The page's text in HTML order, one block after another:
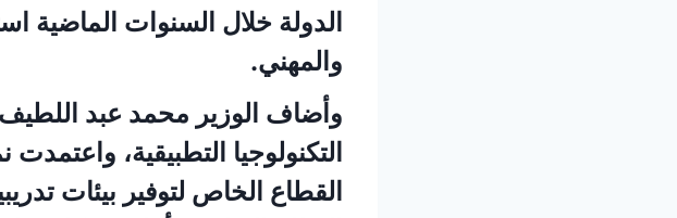
الدولة خلال السنوات الماضية
والمهني.
وأضاف الوزير محمد عبد
التكنولوجيا التطبيقية،
القطاع الخاص لتوفير بيئات